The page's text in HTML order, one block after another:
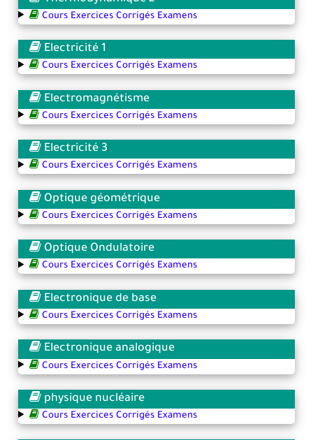
Cours Exercices Corrigés Examens
Electricité 1
Cours Exercices Corrigés Examens
Electromagnétisme
Cours Exercices Corrigés Examens
Electricité 3
Cours Exercices Corrigés Examens
Optique géométrique
Cours Exercices Corrigés Examens
Optique Ondulatoire
Cours Exercices Corrigés Examens
Electronique de base
Cours Exercices Corrigés Examens
Electronique analogique
Cours Exercices Corrigés Examens
physique nucléaire
Cours Exercices Corrigés Examens